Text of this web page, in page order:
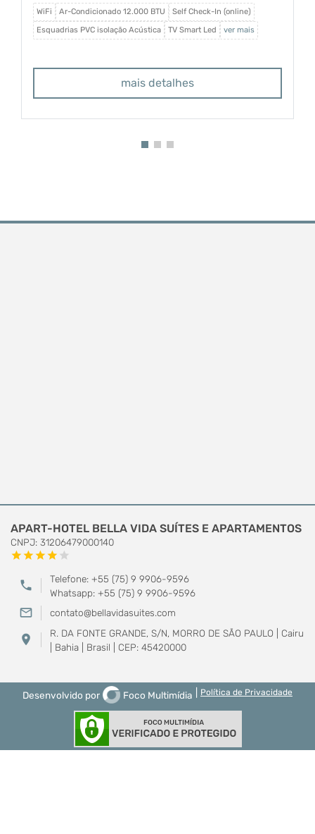
casa.
WiFi Ar-Condicionado 12.000 BTU
Self Check-In (online)
Esquadrias PVC isolação Acústica
TV Smart Led ver mais
mais detalhes
APART-HOTEL BELLA VIDA SUÍTES E APARTAMENTOS
CNPJ: 31206479000140
starstarstarstar star
phone
Telefone: +55 (75) 9 9906-9596
Whatsapp: +55 (75) 9 9906-9596
mail_outline contato@bellavidasuites.com
location_on
R. DA FONTE GRANDE, S/N, MORRO DE SÃO PAULO | Cairu
| Bahia | Brasil | CEP: 45420000
Desenvolvido por Foco Multimídia Política de Privacidade